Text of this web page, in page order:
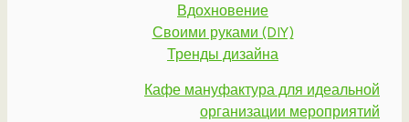
Вдохновение
Своими руками (DIY)
Тренды дизайна
Кафе мануфактура для идеальной
организации мероприятий